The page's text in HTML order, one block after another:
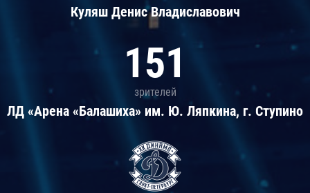
Куляш Денис Владиславович
151
зрителей
ЛД «Арена «Балашиха» им. Ю. Ляпкина, г. Ступино